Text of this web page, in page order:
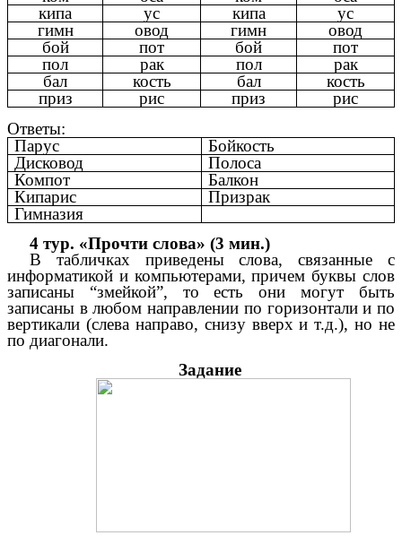
кипа
ус кипа
ус
гимн
овод гимн
овод
бой
пот бой
пот
пол
рак пол
рак
бал
кость бал
кость
приз
рис приз
рис
Ответы:
Парус
Бойкость
Дисковод
Полоса
Компот
Балкон
Кипарис
Призрак
Гимназия
4 тур. «Прочти слова» (3 мин.)
В табличках приведены слова, связанные с
информатикой и компьютерами, причем буквы слов
записаны “змейкой”, то есть они могут быть
записаны в любом направлении по горизонтали и по
вертикали (слева направо, снизу вверх и т.д.), но не
по диагонали.
Задание